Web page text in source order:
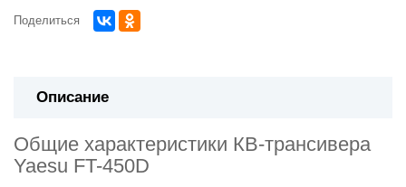
Поделиться
Описание
Общие характеристики КВ-трансивера
Yaesu FT-450D